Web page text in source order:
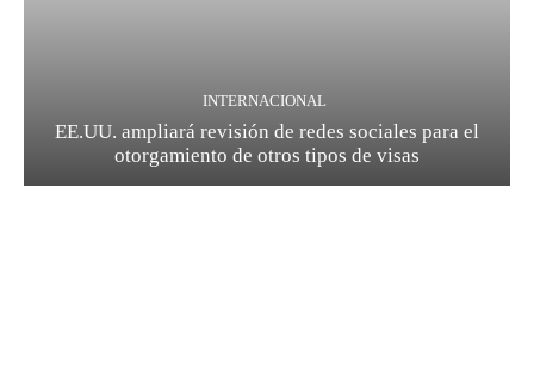
INTERNACIONAL
EE.UU. ampliará revisión de redes sociales para el
otorgamiento de otros tipos de visas